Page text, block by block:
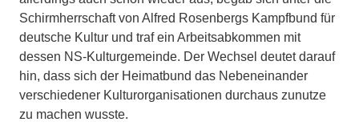
Schirmherrschaft von Alfred Rosenbergs Kampfbund für
deutsche Kultur und traf ein Arbeitsabkommen mit
dessen NS-Kulturgemeinde. Der Wechsel deutet darauf
hin, dass sich der Heimatbund das Nebeneinander
verschiedener Kulturorganisationen durchaus zunutze
zu machen wusste.